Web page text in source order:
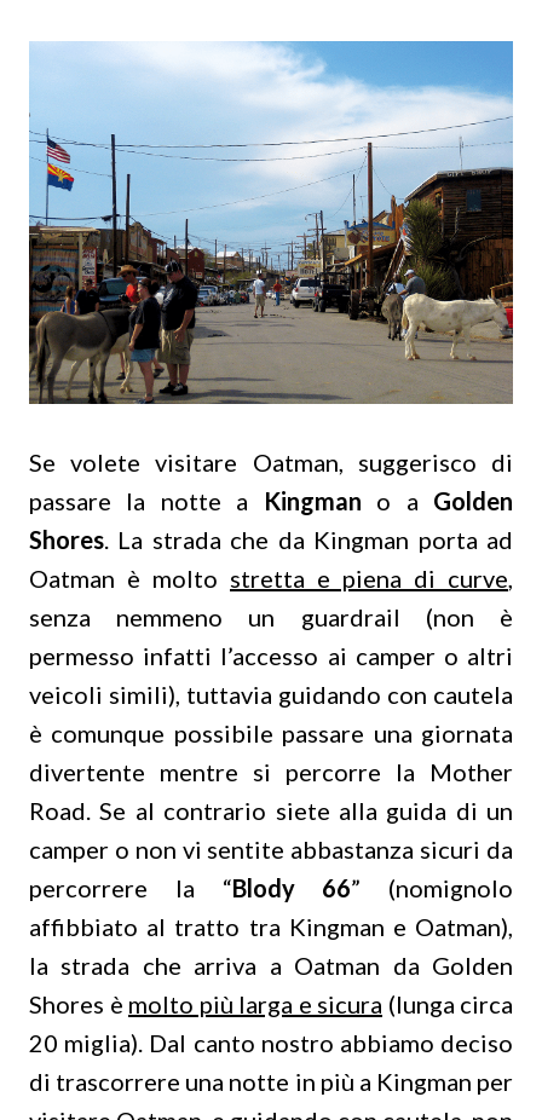
Se volete visitare Oatman, suggerisco di
passare la notte a Kingman o a Golden
Shores. La strada che da Kingman porta ad
Oatman è molto stretta e piena di curve,
senza nemmeno un guardrail (non è
permesso infatti l’accesso ai camper o altri
veicoli simili), tuttavia guidando con cautela
è comunque possibile passare una giornata
divertente mentre si percorre la Mother
Road. Se al contrario siete alla guida di un
camper o non vi sentite abbastanza sicuri da
percorrere la “Blody 66” (nomignolo
affibbiato al tratto tra Kingman e Oatman),
la strada che arriva a Oatman da Golden
Shores è molto più larga e sicura (lunga circa
20 miglia). Dal canto nostro abbiamo deciso
di trascorrere una notte in più a Kingman per